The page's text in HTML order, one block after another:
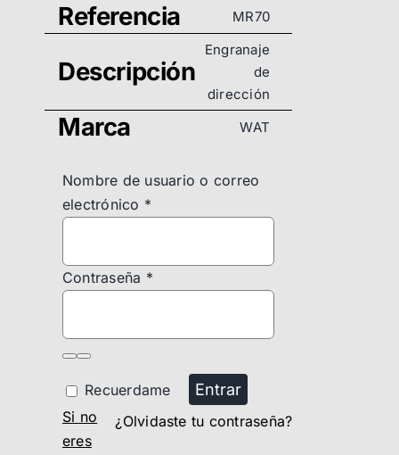
Referencia MR70
Descripción
Engranaje
de
dirección
Marca WAT
Nombre de usuario o correo
electrónico *
Contraseña *
Recuerdame Entrar
¿Olvidaste tu contraseña?
Si no
eres